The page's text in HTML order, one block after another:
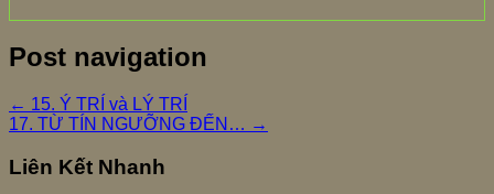
Post navigation
← 15. Ý TRÍ và LÝ TRÍ
17. TỪ TÍN NGƯỠNG ĐẾN… →
Liên Kết Nhanh